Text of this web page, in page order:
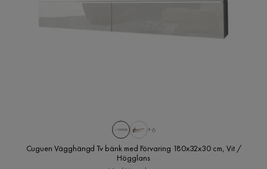
+6
Cuguen Vägghängd Tv bänk med Förvaring 180x32x30 cm, Vit /
Högglans